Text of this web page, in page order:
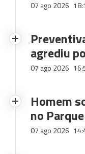
07 ago 2026
agrediu
07 ago 2026
Homem
no
07 ago 2026